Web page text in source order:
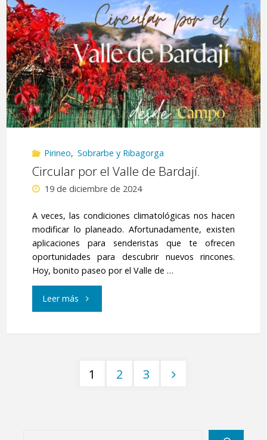
Pirineo, Sobrarbe y Ribagorga
Circular por el Valle de Bardají.
19 de diciembre de 2024
A veces, las condiciones climatológicas nos hacen
modificar lo planeado. Afortunadamente, existen
aplicaciones para senderistas que te ofrecen
oportunidades para descubrir nuevos rincones.
Hoy, bonito paseo por el Valle de …
Leer más"Circular
Valle1 2 3